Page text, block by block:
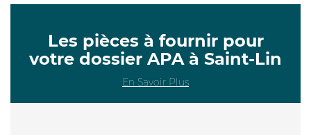
Les pièces à fournir pour
votre dossier APA à Saint-Lin
En Savoir Plus